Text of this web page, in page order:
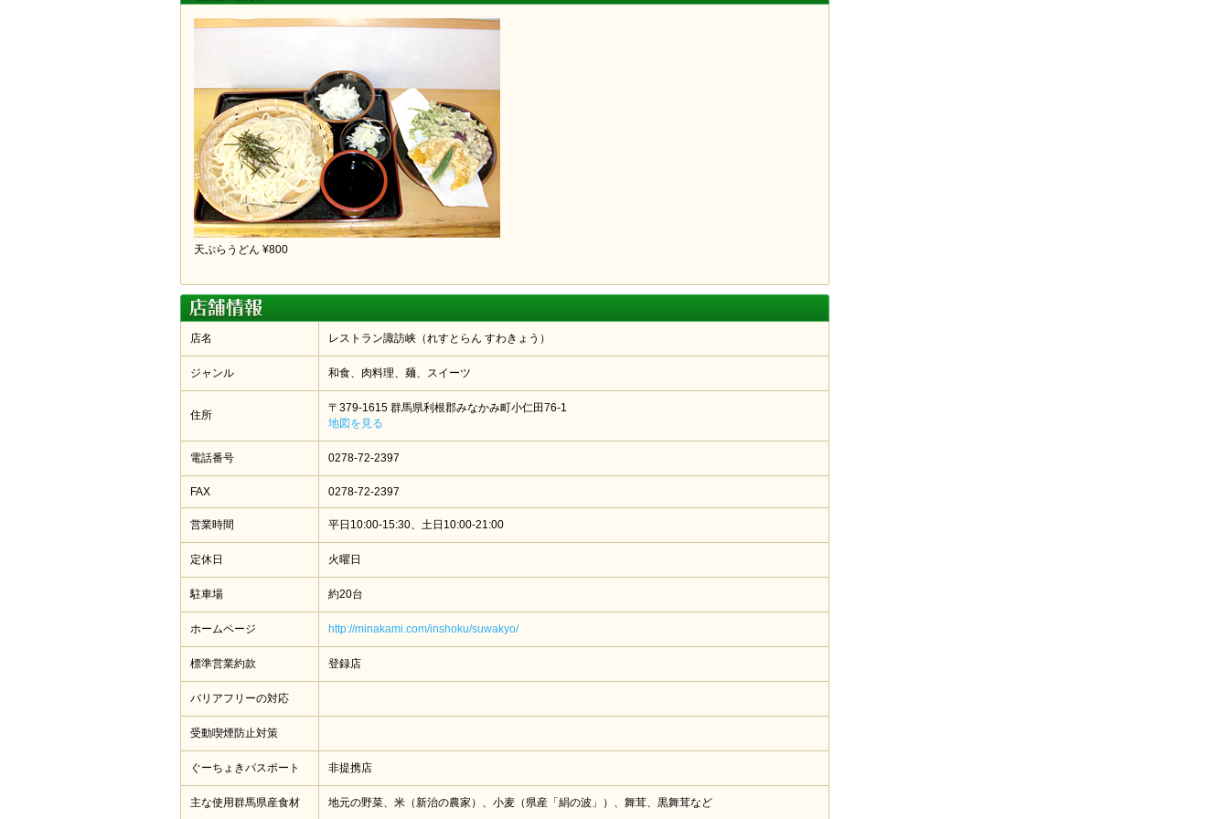
天ぷらうどん ¥800
店名 レストラン諏訪峡（れすとらん すわきょう）
ジャンル 和食、肉料理、麺、スイーツ
住所
〒379-1615 群馬県利根郡みなかみ町小仁田76-1
地図を見る
電話番号 0278-72-2397
FAX 0278-72-2397
営業時間 平日10:00-15:30、土日10:00-21:00
定休日 火曜日
駐車場 約20台
ホームページ http://minakami.com/inshoku/suwakyo/
標準営業約款 登録店
バリアフリーの対応
受動喫煙防止対策
ぐーちょきパスポート 非提携店
主な使用群馬県産食材 地元の野菜、米（新治の農家）、小麦（県産「絹の波」）、舞茸、黒舞茸など